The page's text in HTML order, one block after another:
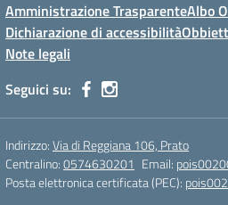
Amministrazione TrasparenteAlbo
Dichiarazione di accessibilità
Note legali
Seguici su:
Indirizzo:Via di Reggiana 106, Prato
Centralino:0574630201 Email:
Posta elettronica certificata (PEC):